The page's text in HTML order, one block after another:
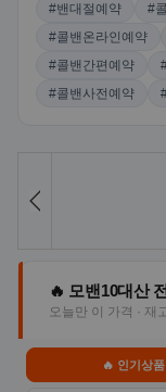
#밴대절예약
#
#콜밴온라인예약
#콜밴간편예약
#콜밴사전예약
🔥 모밴10대산
오늘만 이 가격 · 재
🔥 인기상품